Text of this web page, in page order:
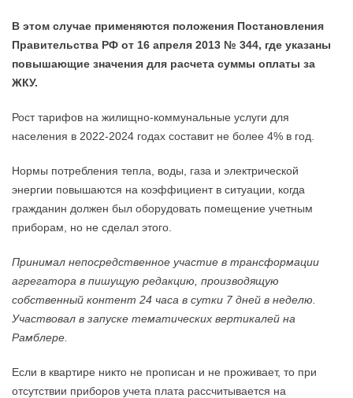
В этом случае применяются положения Постановления
Правительства РФ от 16 апреля 2013 № 344, где указаны
повышающие значения для расчета суммы оплаты за
ЖКУ.
Рост тарифов на жилищно-коммунальные услуги для
населения в 2022-2024 годах составит не более 4% в год.
Нормы потребления тепла, воды, газа и электрической
энергии повышаются на коэффициент в ситуации, когда
гражданин должен был оборудовать помещение учетным
приборам, но не сделал этого.
Принимал непосредственное участие в трансформации
агрегатора в пишущую редакцию, производящую
собственный контент 24 часа в сутки 7 дней в неделю.
Участвовал в запуске тематических вертикалей на
Рамблере.
Если в квартире никто не прописан и не проживает, то при
отсутствии приборов учета плата рассчитывается на